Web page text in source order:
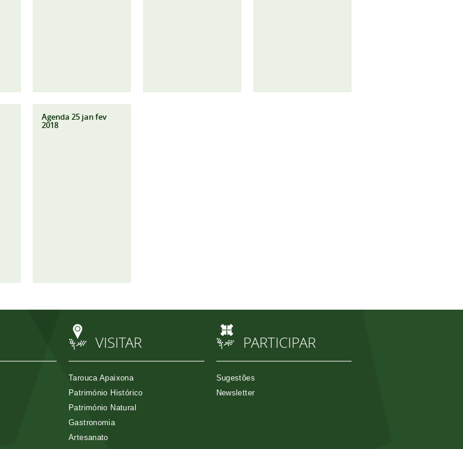
Agenda 25 jan fev
2018
VISITAR
Tarouca Apaixona
Património Histórico
Património Natural
Gastronomia
Artesanato
PARTICIPAR
Sugestões
Newsletter